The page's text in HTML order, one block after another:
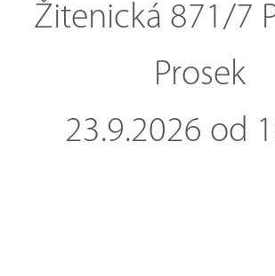
Žitenická 871/7
Prosek
23.9.2026 od